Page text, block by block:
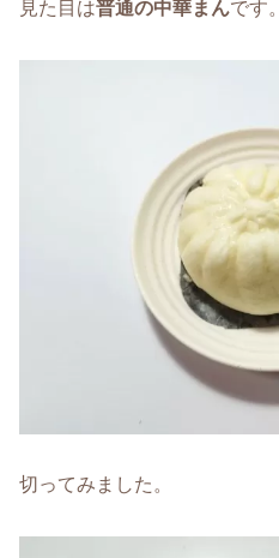
見た目は普通の中華まんです。
切ってみました。